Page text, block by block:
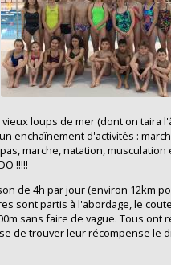
loups de mer (dont on taira
enchaînement d'activités :
marche, natation, musculation
!!!!!
de 4h par jour (environ 12km
sont partis à l'abordage, le
sans faire de vague. Tous ont
de trouver leur récompense le